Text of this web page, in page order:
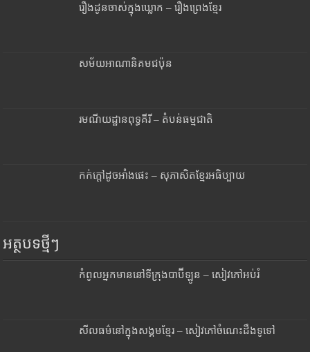
រឿងដូនចាស់ក្នុងឃ្លោក – រឿងព្រេងខ្មែរ
សម័យអាណានិគមជប៉ុន
រមណីយដ្ឋានពុទ្ធគីរី – តំបន់ធម្មជាតិ
កក់ក្តៅដូចអាំងផេះ – សុភាសិតខ្មែរអធិប្បាយ
អត្ថបទថ្មីៗ
កំពូលអ្នកមាននៅទីក្រុងបាប៊ីឡូន – សៀវភៅអប់រំ
សីលធម៌នៅក្នុងសង្គមខ្មែរ – សៀវភៅចំណេះដឹងទូទៅ